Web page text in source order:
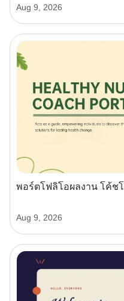
Aug 9, 2026
พอร์ตโฟลิโอผลงาน โค้ช
Aug 9, 2026